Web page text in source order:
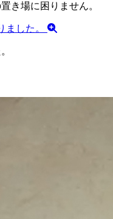
き場に困りません。